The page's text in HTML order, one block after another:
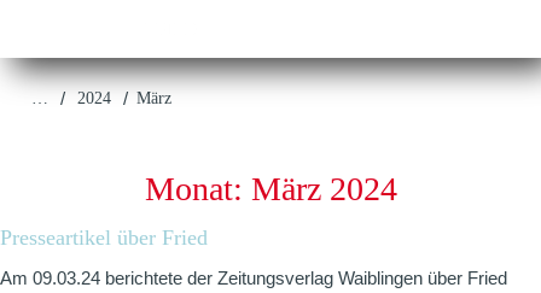
… / 2024 / März
Monat: März 2024
Presseartikel über Fried
Am 09.03.24 berichtete der Zeitungsverlag Waiblingen über Fried